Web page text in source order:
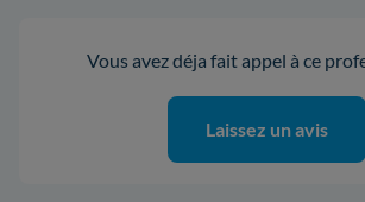
Vous avez déja fait appel à ce
Laissez un avis